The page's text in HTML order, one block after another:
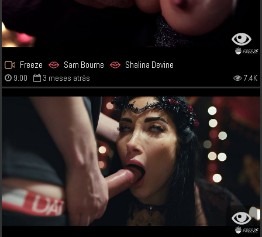
Freeze Sam Bourne Shalina Devine
9:00 3 meses atrás 7.4K